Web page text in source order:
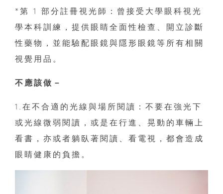
*第 1 部分註冊視光師：曾接受大學眼科視光
學本科訓練，提供眼睛全面性檢查、開立診斷
性藥物，並能驗配眼鏡與隱形眼鏡等所有相關
視覺用品。
不應該做－
1.在不合適的光線與場所閱讀：不要在強光下
或光線微弱閱讀，或是在行進、晃動的車輛上
看書，亦或者躺臥著閱讀、看電視，都會造成
眼睛健康的負擔。